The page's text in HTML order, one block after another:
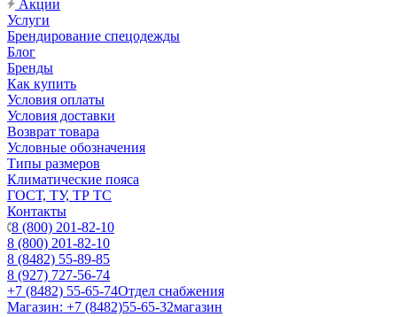
Акции
Услуги
Брендирование спецодежды
Блог
Бренды
Как купить
Условия оплаты
Условия доставки
Возврат товара
Условные обозначения
Типы размеров
Климатические пояса
ГОСТ, ТУ, ТР ТС
Контакты
8 (800) 201-82-10
8 (800) 201-82-10
8 (8482) 55-89-85
8 (927) 727-56-74
+7 (8482) 55-65-74Отдел снабжения
Магазин: +7 (8482)55-65-32магазин